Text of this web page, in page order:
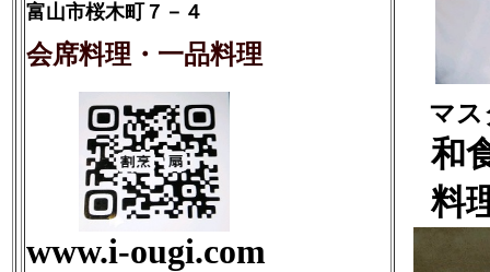
富山市桜木町７－４
会席料理・一品料理
www.i-ougi.com
マス
和
料